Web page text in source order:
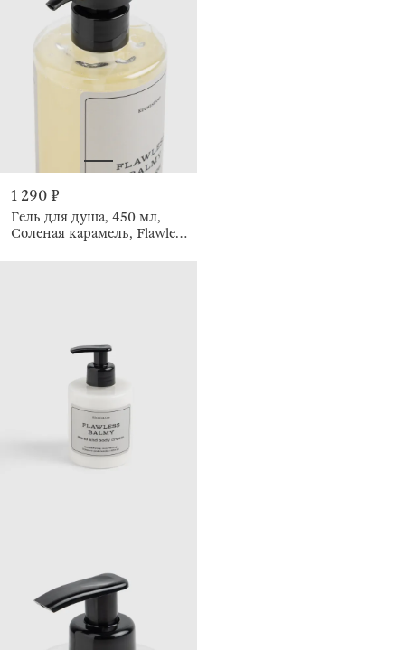
1 290 ₽
Гель для душа, 450 мл,
Соленая карамель, Flawless